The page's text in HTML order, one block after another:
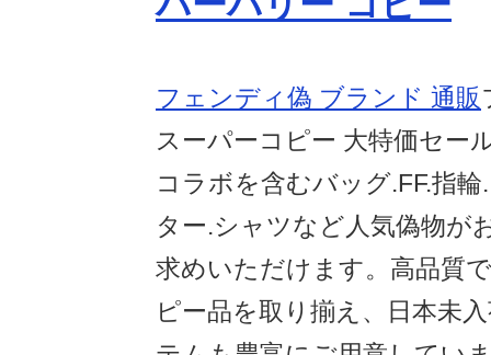
フェンディ偽 ブランド 通販
スーパーコピー 大特価セー
コラボを含むバッグ.FF.指
ター.シャツなど人気偽物が
求めいただけます。高品質
ピー品を取り揃え、日本未